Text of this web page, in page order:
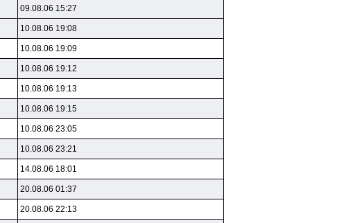
09.08.06 15:27
10.08.06 19:08
10.08.06 19:09
10.08.06 19:12
10.08.06 19:13
10.08.06 19:15
10.08.06 23:05
10.08.06 23:21
14.08.06 18:01
20.08.06 01:37
20.08.06 22:13